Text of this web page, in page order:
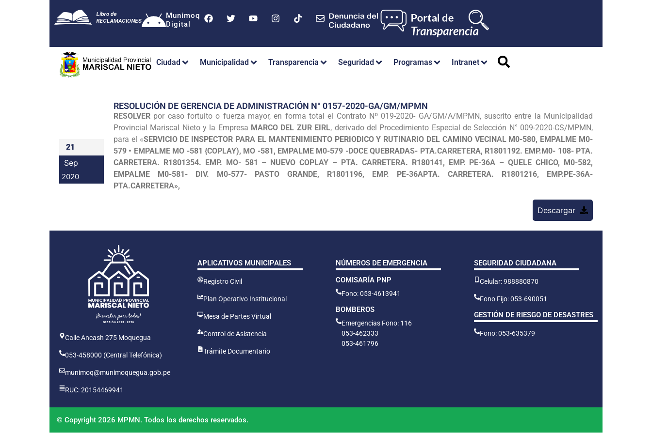
Munimoq
Digital
Ciudad Municipalidad Transparencia Seguridad Programas Intranet
21
Sep
2020
RESOLUCIÓN DE GERENCIA DE ADMINISTRACIÓN N° 0157-2020-GA/GM/MPMN
RESOLVER por caso fortuito o fuerza mayor, en forma total el Contrato Nº 019-2020- GA/GM/A/MPMN, suscrito entre la Municipalidad
Provincial Mariscal Nieto y la Empresa MARCO DEL ZUR EIRL, derivado del Procedimiento Especial de Selección N° 009-2020-CS/MPMN,
para el «SERVICIO DE INSPECTOR PARA EL MANTENIMIENTO PERIODICO Y RUTINARIO DEL CAMINO VECINAL M0-580, EMPALME M0-
579 • EMPALME MO -581 {COPLAY), MO -581, EMPALME M0-579 -DOCE QUEBRADAS- PTA.CARRETERA, R1801192. EMP.M0- 108- PTA.
CARRETERA. R1801354. EMP. MO- 581 – NUEVO COPLAY – PTA. CARRETERA. R180141, EMP. PE-36A – QUELE CHICO, M0-582,
EMPALME M0-581- DIV. M0-577- PASTO GRANDE, R1801196, EMP. PE-36APTA. CARRETERA. R1801216, EMP.PE-36A-
PTA.CARRETERA»,
Descargar
Calle Ancash 275 Moquegua
053-458000 (Central Telefónica)
munimoq@munimoquegua.gob.pe
RUC: 20154469941
APLICATIVOS MUNICIPALES
Registro Civil
Plan Operativo Institucional
Mesa de Partes Virtual
Control de Asistencia
Trámite Documentario
NÚMEROS DE EMERGENCIA
COMISARÍA PNP
Fono: 053-4613941
BOMBEROS
Emergencias Fono: 116
053-462333
053-461796
SEGURIDAD CIUDADANA
Celular: 988880870
Fono Fijo: 053-690051
GESTIÓN DE RIESGO DE DESASTRES
Fono: 053-635379
© Copyright 2026 MPMN. Todos los derechos reservados.